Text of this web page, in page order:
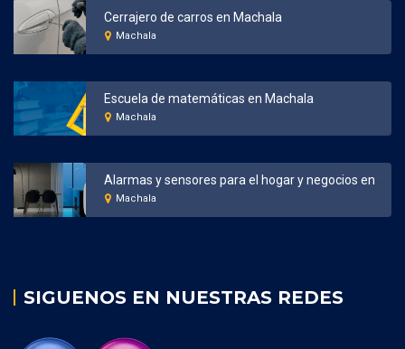
Cerrajero de carros en Machala
Machala
Escuela de matemáticas en Machala
Machala
Machala
SIGUENOS EN NUESTRAS REDES